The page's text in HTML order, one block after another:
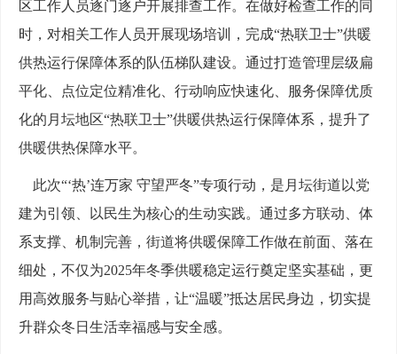
区工作人员逐门逐户开展排查工作。在做好检查工作的同
时，对相关工作人员开展现场培训，完成“热联卫士”供暖
供热运行保障体系的队伍梯队建设。通过打造管理层级扁
平化、点位定位精准化、行动响应快速化、服务保障优质
化的月坛地区“热联卫士”供暖供热运行保障体系，提升了
供暖供热保障水平。
此次“‘热’连万家 守望严冬”专项行动，是月坛街道以党
建为引领、以民生为核心的生动实践。通过多方联动、体
系支撑、机制完善，街道将供暖保障工作做在前面、落在
细处，不仅为2025年冬季供暖稳定运行奠定坚实基础，更
用高效服务与贴心举措，让“温暖”抵达居民身边，切实提
升群众冬日生活幸福感与安全感。